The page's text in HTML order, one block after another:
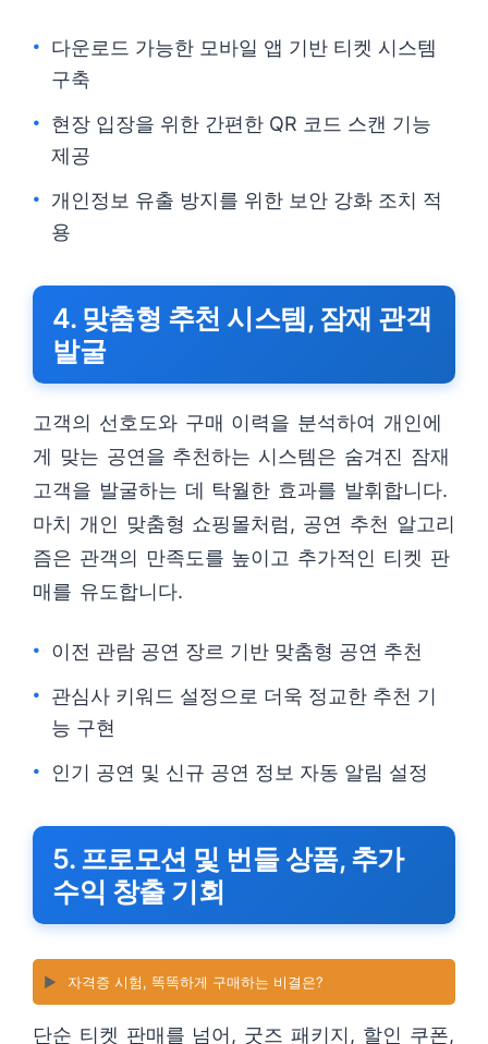
다운로드 가능한 모바일 앱 기반 티켓 시스템
구축
현장 입장을 위한 간편한 QR 코드 스캔 기능
제공
개인정보 유출 방지를 위한 보안 강화 조치 적
용
4. 맞춤형 추천 시스템, 잠재 관객
발굴
고객의 선호도와 구매 이력을 분석하여 개인에
게 맞는 공연을 추천하는 시스템은 숨겨진 잠재
고객을 발굴하는 데 탁월한 효과를 발휘합니다.
마치 개인 맞춤형 쇼핑몰처럼, 공연 추천 알고리
즘은 관객의 만족도를 높이고 추가적인 티켓 판
매를 유도합니다.
이전 관람 공연 장르 기반 맞춤형 공연 추천
관심사 키워드 설정으로 더욱 정교한 추천 기
능 구현
인기 공연 및 신규 공연 정보 자동 알림 설정
5. 프로모션 및 번들 상품, 추가
수익 창출 기회
▶️ 자격증 시험, 똑똑하게 구매하는 비결은?
단순 티켓 판매를 넘어, 굿즈 패키지, 할인 쿠폰,